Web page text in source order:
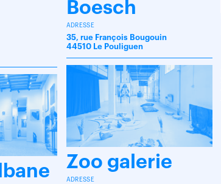
Boesch
ADRESSE
35, rue François Bougouin
44510 Le Pouliguen
Zoo galerie
ADRESSE